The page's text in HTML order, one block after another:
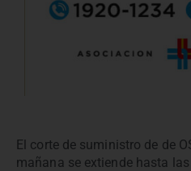
El corte de suministro de de
mañana se extiende hasta las